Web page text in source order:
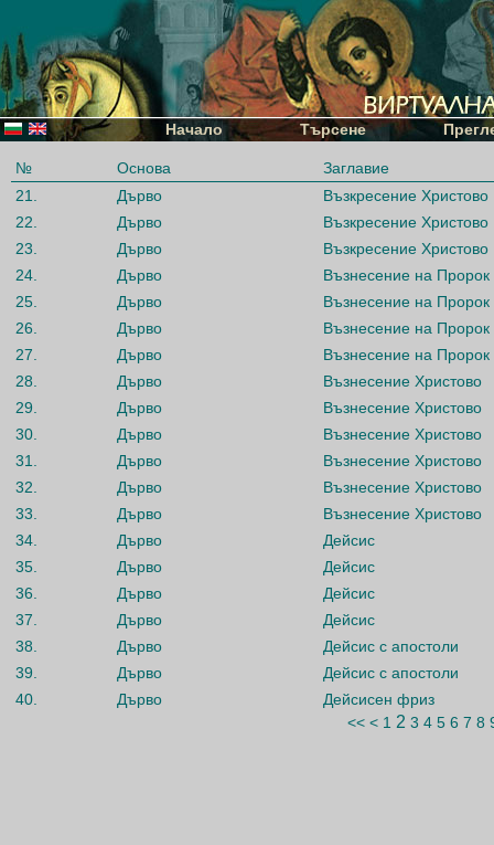
Начало Търсене
№ Основа
Заглавие
21.
Дърво
Възкресение Христово
22.
Дърво
Възкресение Христово
23.
Дърво
Възкресение Христово
24.
Дърво
Възнесение на
25.
Дърво
Възнесение на
26.
Дърво
Възнесение на
27.
Дърво
Възнесение на
28.
Дърво
Възнесение Христово
29.
Дърво
Възнесение Христово
30.
Дърво
Възнесение Христово
31.
Дърво
Възнесение Христово
32.
Дърво
Възнесение Христово
33.
Дърво
Възнесение Христово
34.
Дърво
Дейсис
35.
Дърво
Дейсис
36.
Дърво
Дейсис
37.
Дърво
Дейсис
38.
Дърво
Дейсис с апостоли
39.
Дърво
Дейсис с апостоли
40.
Дърво
Дейсисен фриз
<< < 1 2 3 4 5 6 7 8